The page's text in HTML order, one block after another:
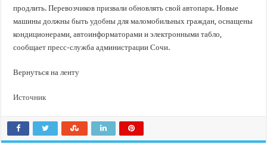
продлить. Перевозчиков призвали обновлять свой автопарк. Новые
машины должны быть удобны для маломобильных граждан, оснащены
кондиционерами, автоинформаторами и электронными табло,
сообщает пресс-служба администрации Сочи.
Вернуться на ленту
Источник